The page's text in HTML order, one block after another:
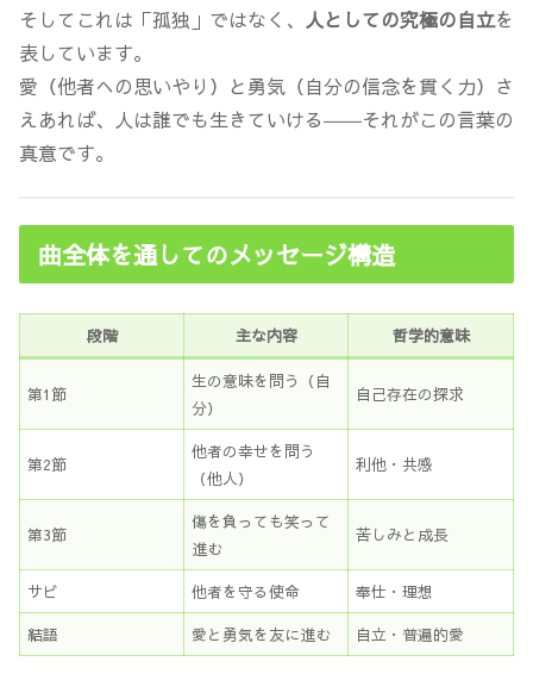
そしてこれは「孤独」ではなく、 人としての究極の自立を
表しています。
愛（他者への思いやり）と勇気（自分の信念を貫く力）さ
えあれば、人は誰でも生きていける――それがこの言葉の
真意です。
曲全体を通してのメッセージ構造
段階 主な内容 哲学的意味
第1節
生の意味を問う（自
分）
自己存在の探求
第2節
他者の幸せを問う
（他人）
利他・共感
第3節
傷を負っても笑って
進む
苦しみと成長
サビ 他者を守る使命 奉仕・理想
結語 愛と勇気を友に進む 自立・普遍的愛